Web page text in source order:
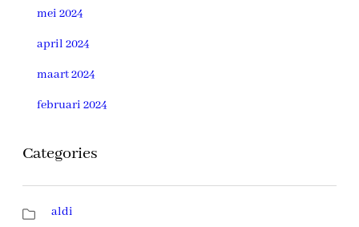
mei 2024
april 2024
maart 2024
februari 2024
Categories
aldi